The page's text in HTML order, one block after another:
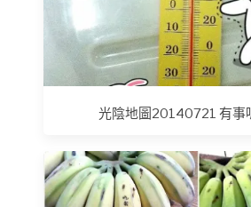
光陰地圖20140721 有事